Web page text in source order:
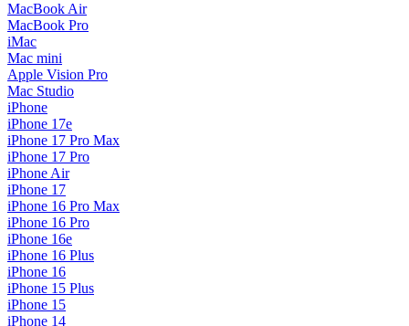
MacBook Air
MacBook Pro
iMac
Mac mini
Apple Vision Pro
Mac Studio
iPhone
iPhone 17e
iPhone 17 Pro Max
iPhone 17 Pro
iPhone Air
iPhone 17
iPhone 16 Pro Max
iPhone 16 Pro
iPhone 16e
iPhone 16 Plus
iPhone 16
iPhone 15 Plus
iPhone 15
iPhone 14